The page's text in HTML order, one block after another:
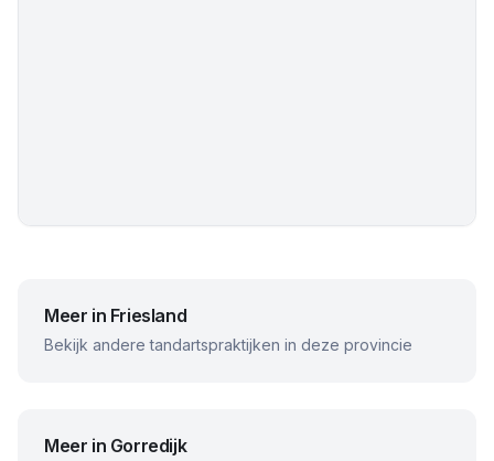
Meer in Friesland
Bekijk andere tandartspraktijken in deze provincie
Meer in Gorredijk